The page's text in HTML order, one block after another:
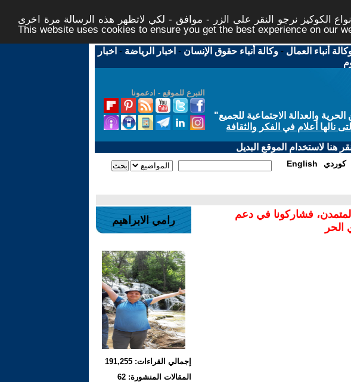
الكوكيز نرجو النقر على الزر - موافق - لكي لاتظهر هذه الرسالة مرة اخرى -
This website uses cookies to ensure you get the best experience on our
أنباء العمال -وكالة أنباء حقوق الإنسان - اخبار الرياضة - اخبار
التبرع للموقع - ادعمونا
والعدالة الاجتماعية للجميع"
نالها أعلام في الفكر والثقافة
هنا لاستخدام الموقع البديل
English كوردي
فشاركونا في دعم
الحر
رامي الابراهيم
إجمالي القراءات: 191,255
المقالات المنشورة: 62